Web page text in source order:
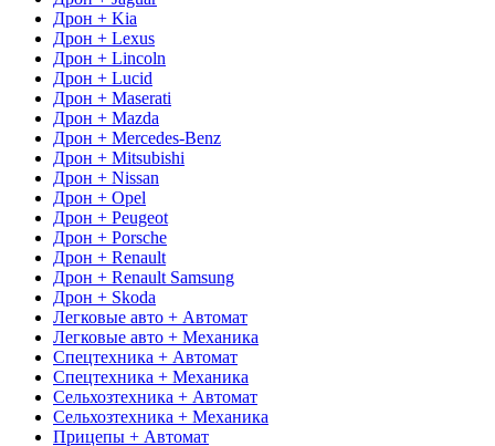
Дрон + Kia
Дрон + Lexus
Дрон + Lincoln
Дрон + Lucid
Дрон + Maserati
Дрон + Mazda
Дрон + Mercedes-Benz
Дрон + Mitsubishi
Дрон + Nissan
Дрон + Opel
Дрон + Peugeot
Дрон + Porsche
Дрон + Renault
Дрон + Renault Samsung
Дрон + Skoda
Легковые авто + Автомат
Легковые авто + Механика
Спецтехника + Автомат
Спецтехника + Механика
Сельхозтехника + Автомат
Сельхозтехника + Механика
Прицепы + Автомат